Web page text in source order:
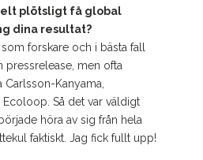
plötsligt få global
dina resultat?
forskare och i bästa fall
pressrelease, men ofta
Kanyama,
Så det var väldigt
höra av sig från hela
faktiskt. Jag fick fullt upp!